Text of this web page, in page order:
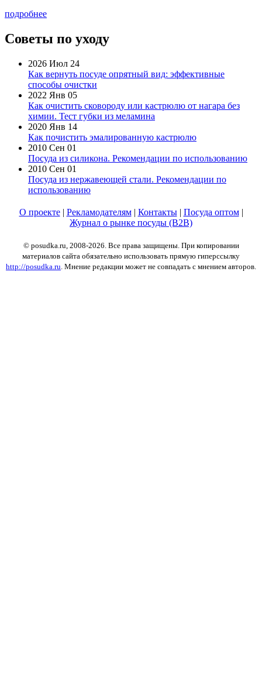
подробнее
Советы по уходу
2026 Июл 24
Как вернуть посуде опрятный вид: эффективные
способы очистки
2022 Янв 05
Как очистить сковороду или кастрюлю от нагара без
химии. Тест губки из меламина
2020 Янв 14
Как почистить эмалированную кастрюлю
2010 Сен 01
Посуда из силикона. Рекомендации по использованию
2010 Сен 01
Посуда из нержавеющей стали. Рекомендации по
использованию
О проекте| Рекламодателям| Контакты| Посуда оптом|
Журнал о рынке посуды (B2B)
© posudka.ru, 2008-2026. Все права защищены. При копировании
материалов сайта обязательно использовать прямую гиперссылку
http://posudka.ru. Мнение редакции может не совпадать с мнением авторов.